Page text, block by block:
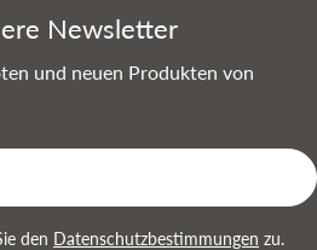
Newsletter
und neuen Produkten von
den Datenschutzbestimmungen zu.